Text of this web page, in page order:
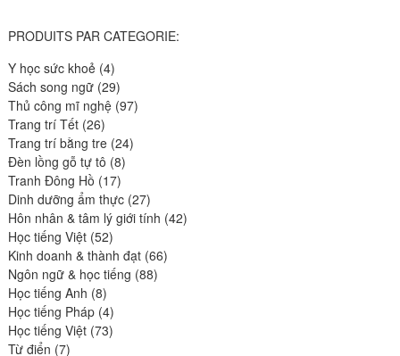
PRODUITS PAR CATEGORIE:
Y học sức khoẻ 44
produits
Sách song ngữ 2929
produits
Thủ công mĩ nghệ 9797
Trang trí Tết 2626
produits
Trang trí bằng tre 2424
Đèn lồng gỗ tự tô 88
produits
Tranh Đông Hồ 1717
produits
Dinh dưỡng ẩm thực 2727
produits
Hôn nhân & tâm lý giới tính 4242
Học tiếng Việt 5252
produits
Kinh doanh & thành đạt 6666
Ngôn ngữ & học tiếng 8888
Học tiếng Anh 88
produits
Học tiếng Pháp 44
produits
Học tiếng Việt 7373
Từ điển 77